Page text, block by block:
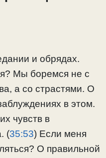
и обрядах.
Мы боремся не с
а со страстями. О
в этом.
чувств в
(35:53) Если меня
О правильной